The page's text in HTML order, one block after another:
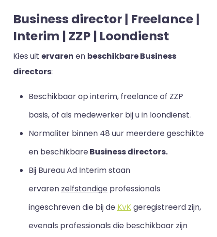
Business director | Freelance |
Interim | ZZP | Loondienst
Kies uit ervaren en beschikbare Business
directors:
Beschikbaar op interim, freelance of ZZP
basis, of als medewerker bij u in loondienst.
Normaliter binnen 48 uur meerdere geschikte
en beschikbareBusiness directors.
Bij Bureau Ad Interim staan
ervaren zelfstandige professionals
ingeschreven die bij de KvKgeregistreerd zijn,
evenals professionals die beschikbaar zijn